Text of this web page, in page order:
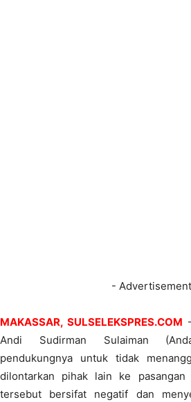
-
MAKASSAR, SULSELEKSPRES.COM
Andi Sudirman Sulaiman
pendukungnya untuk tidak
dilontarkan pihak lain ke
tersebut bersifat negatif dan